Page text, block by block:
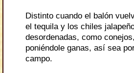
Distinto cuando el balón
el tequila y los chiles
desordenadas, como
poniéndole ganas, así sea
campo.